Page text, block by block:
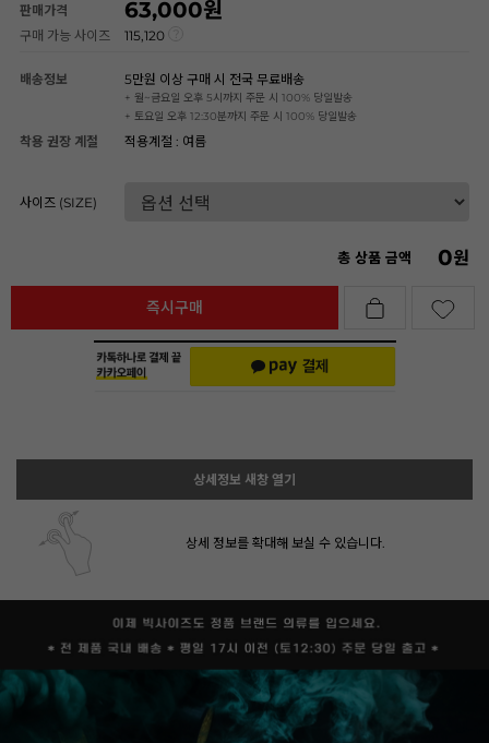
판매가격 63,000
구매 가능 사이즈 115,120
배송정보 5만원 이상 구매 시 전국 무료배송
+ 월~금요일 오후 5시까지 주문 시 100% 당일발송
+ 토요일 오후 12:30분까지 주문 시 100% 당일발송
착용 권장 계절 적용계절 : 여름
사이즈 (SIZE)
총 상품 금액 0원
즉시구매
상세정보 새창 열기
상세 정보를 확대해 보실 수 있습니다.